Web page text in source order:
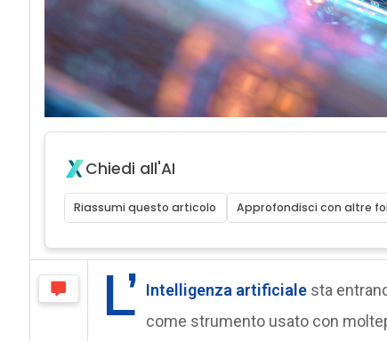
Chiedi all'AI
Riassumi questo articolo Approfondisci con altre
L’ Intelligenza artificialesta
come strumento usato con